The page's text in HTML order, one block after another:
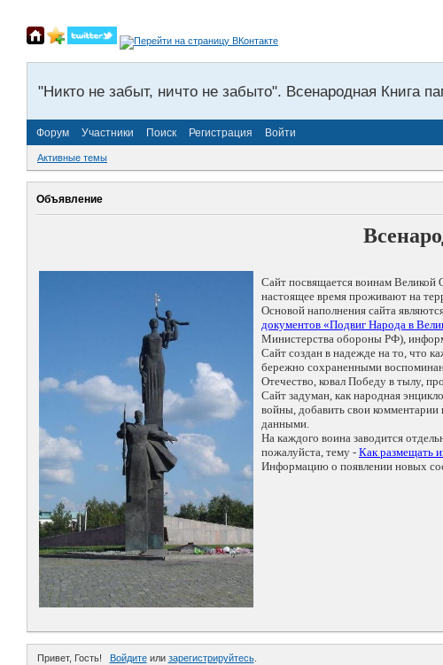
"Никто не забыт, ничто не забыто". Всенародная Книга
Форум Участники Поиск Регистрация Войти
Активные темы
Объявление
Сайт посвящается воинам
настоящее время проживают на
Основой наполнения сайта
документов «Подвиг Народа в
Министерства обороны РФ),
Сайт создан в надежде на то, что
бережно сохраненными
Отечество, ковал Победу в тылу,
Сайт задуман, как народная
войны, добавить свои
данными.
На каждого воина заводится
пожалуйста, тему - Как размещать
Информацию о появлении новых
Привет, Гость! Войдитеили зарегистрируйтесь.